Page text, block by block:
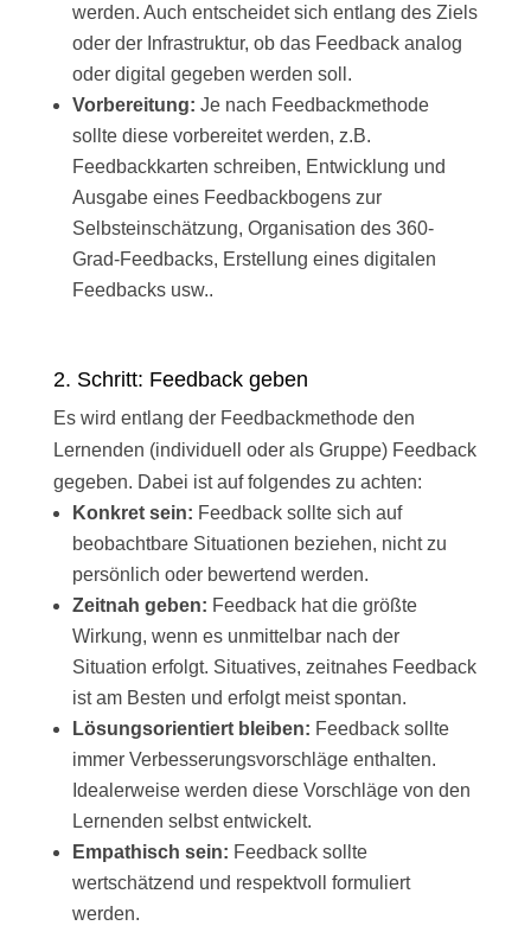
werden. Auch entscheidet sich entlang des Ziels
oder der Infrastruktur, ob das Feedback analog
oder digital gegeben werden soll.
Vorbereitung: Je nach Feedbackmethode
sollte diese vorbereitet werden, z.B.
Feedbackkarten schreiben, Entwicklung und
Ausgabe eines Feedbackbogens zur
Selbsteinschätzung, Organisation des 360-
Grad-Feedbacks, Erstellung eines digitalen
Feedbacks usw..
2. Schritt: Feedback geben
Es wird entlang der Feedbackmethode den
Lernenden (individuell oder als Gruppe) Feedback
gegeben. Dabei ist auf folgendes zu achten:
Konkret sein: Feedback sollte sich auf
beobachtbare Situationen beziehen, nicht zu
persönlich oder bewertend werden.
Zeitnah geben: Feedback hat die größte
Wirkung, wenn es unmittelbar nach der
Situation erfolgt. Situatives, zeitnahes Feedback
ist am Besten und erfolgt meist spontan.
Lösungsorientiert bleiben: Feedback sollte
immer Verbesserungsvorschläge enthalten.
Idealerweise werden diese Vorschläge von den
Lernenden selbst entwickelt.
Empathisch sein: Feedback sollte
wertschätzend und respektvoll formuliert
werden.